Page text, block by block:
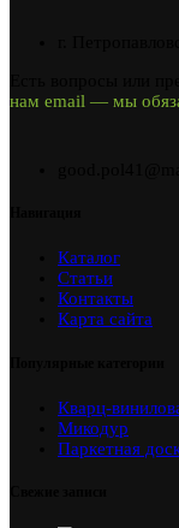
нам email — мы
Каталог
Статьи
Контакты
Карта сайта
Кварц-
Микодур
Паркетная